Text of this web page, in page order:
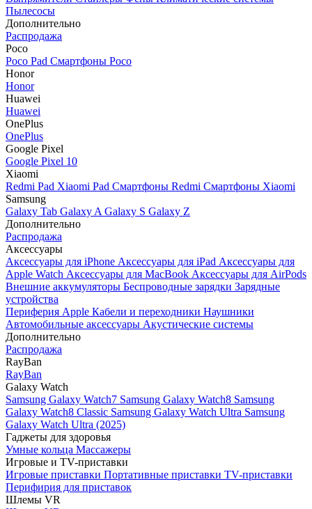
Пылесосы
Дополнительно
Распродажа
Poco
Poco Pad Смартфоны Poco
Honor
Honor
Huawei
Huawei
OnePlus
OnePlus
Google Pixel
Google Pixel 10
Xiaomi
Redmi Pad Xiaomi Pad Смартфоны Redmi Смартфоны Xiaomi
Samsung
Galaxy Tab Galaxy A Galaxy S Galaxy Z
Дополнительно
Распродажа
Аксессуары
Аксессуары для iPhone Аксессуары для iPad Аксессуары для
Apple Watch Аксессуары для MacBook Аксессуары для AirPods
Внешние аккумуляторы Беспроводные зарядки Зарядные
устройства
Периферия Apple Кабели и переходники Наушники
Автомобильные аксессуары Акустические системы
Дополнительно
Распродажа
RayBan
RayBan
Galaxy Watch
Samsung Galaxy Watch7 Samsung Galaxy Watch8 Samsung
Galaxy Watch8 Classic Samsung Galaxy Watch Ultra Samsung
Galaxy Watch Ultra (2025)
Гаджеты для здоровья
Умные кольца Массажеры
Игровые и TV-приставки
Игровые приставки Портативные приставки TV-приставки
Перифирия для приставок
Шлемы VR